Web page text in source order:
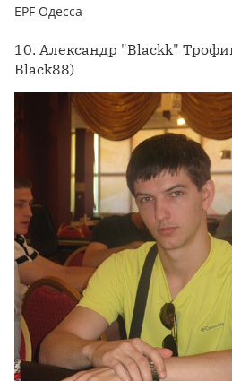
EPF Одесса
10. Александр "Blackk"
Black88)